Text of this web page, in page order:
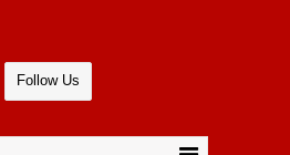
Follow Us